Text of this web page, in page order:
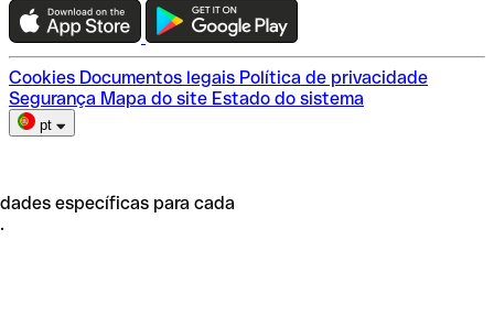
Escolha do plano
Cookies Documentos legais Política de privacidade
Segurança Mapa do site Estado do sistema
pt
específicas para cada